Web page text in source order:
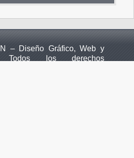
– Diseño Gráfico, Web y
Todos los derechos